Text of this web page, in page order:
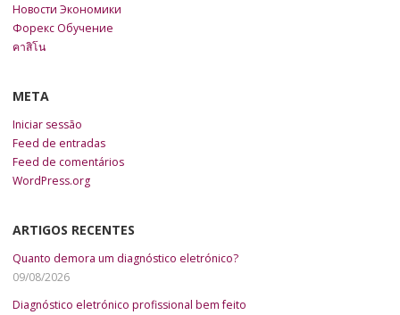
Новости Экономики
Форекс Обучение
คาสิโน
META
Iniciar sessão
Feed de entradas
Feed de comentários
WordPress.org
ARTIGOS RECENTES
Quanto demora um diagnóstico eletrónico?
09/08/2026
Diagnóstico eletrónico profissional bem feito